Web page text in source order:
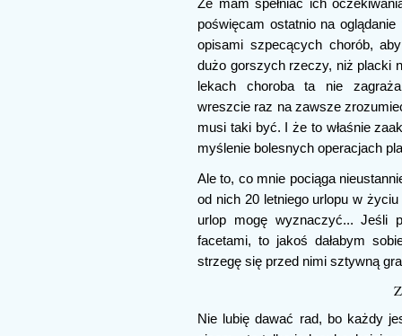
Że mam spełniać ich
poświęcam ostatnio na
opisami szpecących chorób,
dużo gorszych rzeczy, niż placki
lekach choroba ta nie
wreszcie raz na zawsze
musi taki być. I że to właśnie
myślenie bolesnych operacjach
Ale to, co mnie pociąga
od nich 20 letniego urlopu w
urlop mogę wyznaczyć... Jeśli
facetami, to jakoś dałabym
strzegę się przed nimi sztywną
Nie lubię dawać rad, bo każdy